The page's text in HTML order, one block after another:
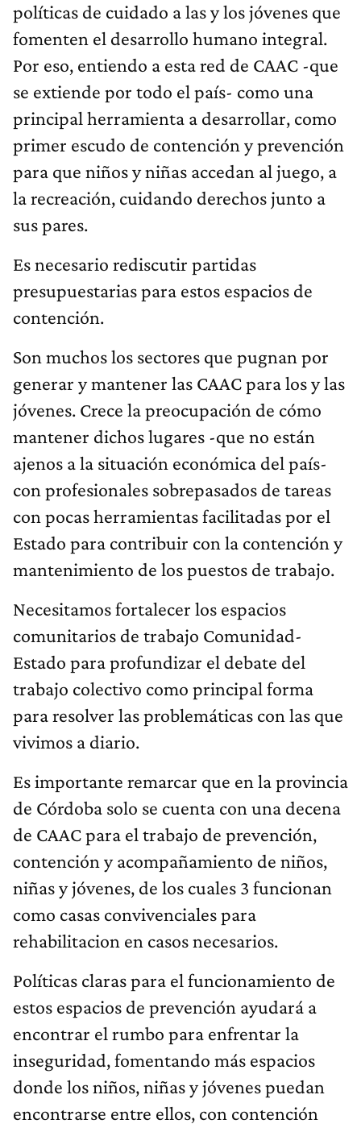
políticas de cuidado a las y los jóvenes que
fomenten el desarrollo humano integral.
Por eso, entiendo a esta red de CAAC -que
se extiende por todo el país- como una
principal herramienta a desarrollar, como
primer escudo de contención y prevención
para que niños y niñas accedan al juego, a
la recreación, cuidando derechos junto a
sus pares.
Es necesario rediscutir partidas
presupuestarias para estos espacios de
contención.
Son muchos los sectores que pugnan por
generar y mantener las CAAC para los y las
jóvenes. Crece la preocupación de cómo
mantener dichos lugares -que no están
ajenos a la situación económica del país-
con profesionales sobrepasados de tareas
con pocas herramientas facilitadas por el
Estado para contribuir con la contención y
mantenimiento de los puestos de trabajo.
Necesitamos fortalecer los espacios
comunitarios de trabajo Comunidad-
Estado para profundizar el debate del
trabajo colectivo como principal forma
para resolver las problemáticas con las que
vivimos a diario.
Es importante remarcar que en la provincia
de Córdoba solo se cuenta con una decena
de CAAC para el trabajo de prevención,
contención y acompañamiento de niños,
niñas y jóvenes, de los cuales 3 funcionan
como casas convivenciales para
rehabilitacion en casos necesarios.
Políticas claras para el funcionamiento de
estos espacios de prevención ayudará a
encontrar el rumbo para enfrentar la
inseguridad, fomentando más espacios
donde los niños, niñas y jóvenes puedan
encontrarse entre ellos, con contención